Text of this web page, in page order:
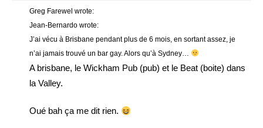
Greg Farewel wrote:
Jean-Bernardo wrote:
J’ai vécu à Brisbane pendant plus de 6 mois, en sortant assez, je
n’ai jamais trouvé un bar gay. Alors qu’à Sydney…
A brisbane, le Wickham Pub (pub) et le Beat (boite) dans
la Valley.
Oué bah ça me dit rien.